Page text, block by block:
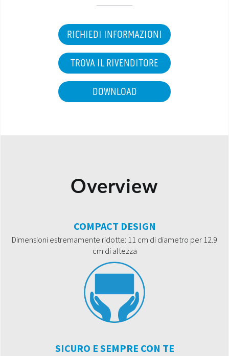
ASSISTENZA E GARANZIE
RICHIEDI INFORMAZIONI
TROVA IL RIVENDITORE
DOWNLOAD
Overview
COMPACT DESIGN
Dimensioni estremamente ridotte: 11 cm di diametro per 12.9
cm di altezza
SICURO E SEMPRE CON TE